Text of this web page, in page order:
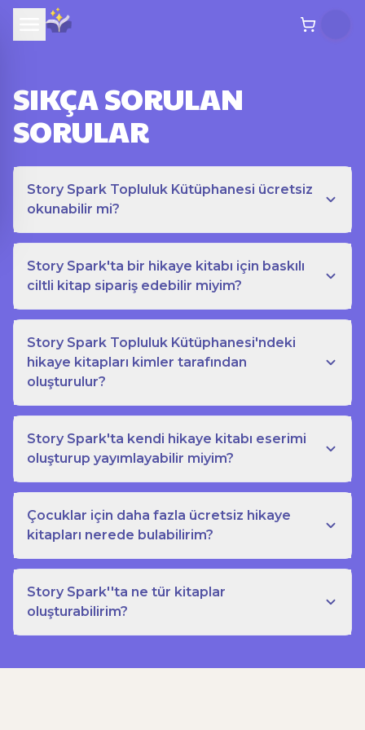
SIKÇA SORULAN
SORULAR
Story Spark Topluluk Kütüphanesi ücretsiz
okunabilir mi?
Story Spark'ta bir hikaye kitabı için baskılı
ciltli kitap sipariş edebilir miyim?
Story Spark Topluluk Kütüphanesi'ndeki
hikaye kitapları kimler tarafından
oluşturulur?
Story Spark'ta kendi hikaye kitabı eserimi
oluşturup yayımlayabilir miyim?
Çocuklar için daha fazla ücretsiz hikaye
kitapları nerede bulabilirim?
Story Spark''ta ne tür kitaplar
oluşturabilirim?